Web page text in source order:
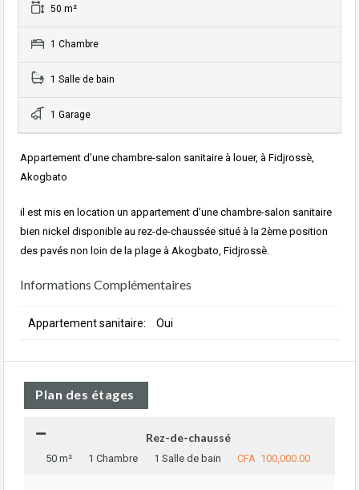
50 m²
1 Chambre
1 Salle de bain
1 Garage
Appartement d’une chambre-salon sanitaire à louer, à Fidjrossè,
Akogbato
il est mis en location un appartement d’une chambre-salon sanitaire
bien nickel disponible au rez-de-chaussée situé à la 2ème position
des pavés non loin de la plage à Akogbato, Fidjrossè.
Informations Complémentaires
Appartement sanitaire: Oui
Plan des étages
Rez-de-chaussé
50 m² 1 Chambre 1 Salle de bain CFA 100,000.00